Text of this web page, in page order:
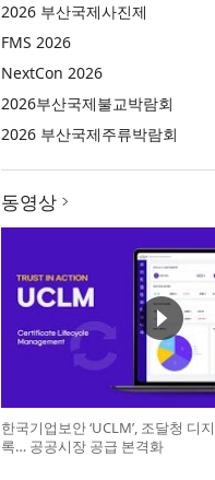
2026 부산국제사진제
FMS 2026
NextCon 2026
2026부산국제불교박람회
2026 부산국제주류박람회
동영상
한국기업보안 ‘UCLM’, 조달청 디
록… 공공시장 공급 본격화